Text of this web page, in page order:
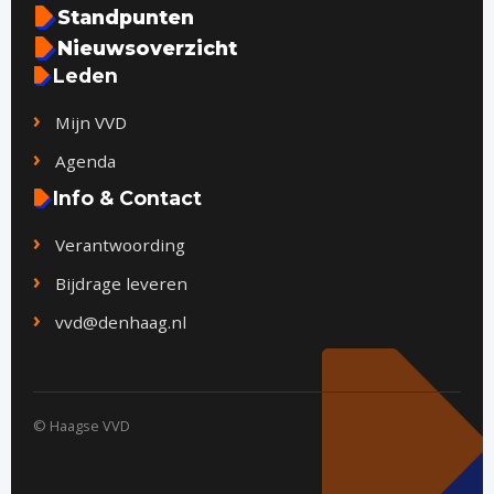
Standpunten
Nieuwsoverzicht
Leden
Mijn VVD
Agenda
Info & Contact
Verantwoording
Bijdrage leveren
vvd@denhaag.nl
© Haagse VVD